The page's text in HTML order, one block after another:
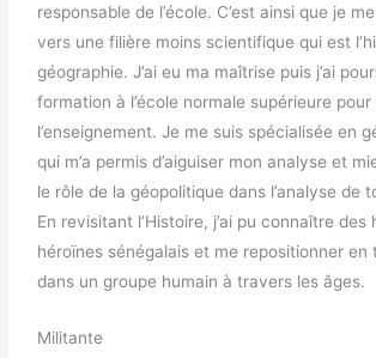
responsable de l’école. C’est ainsi que je
vers une filière moins scientifique qui est
géographie. J’ai eu ma maîtrise puis j’ai
formation à l’école normale supérieure
l’enseignement. Je me suis spécialisée en
qui m’a permis d’aiguiser mon analyse et
le rôle de la géopolitique dans l’analyse de
En revisitant l’Histoire, j’ai pu connaître des
héroïnes sénégalais et me repositionner en
dans un groupe humain à travers les âges.
Militante